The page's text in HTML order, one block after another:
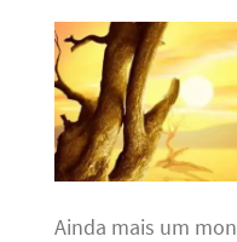
Ainda mais um